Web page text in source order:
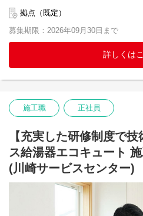
限に半額を会社が補助します。
■企業型確定拠出金制度
将来の資産形成をサポートするため
会社が掛金を拠出し、希望に応じ
制度です。
談への完全反響営業。商談はすべて
お湯が使えず困っているお客様の不
に変えるお仕事です。
お客様からのお電話をコールセンタ
営業担当へ引き継ぎます
商品提案とお見積りを作成し受注
らのご依頼は営業から直接お電話
［3］お客様のご予定と交換作業を
確認し、工事日を決定
※今回の募集ポジションでは［2］
拠点（既定）
募集期限：2026年09月30日まで
詳しくは
施工職 正社員
【充実した研修制度で
ス給湯器エコキュート
(川崎サービスセンター)